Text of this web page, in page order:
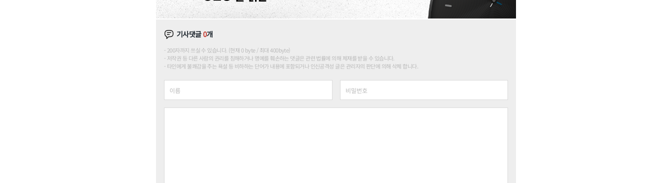
기사댓글0개
200자까지 쓰실 수 있습니다. (현재 0 byte / 최대 400byte)
저작권 등 다른 사람의 권리를 침해하거나 명예를 훼손하는 댓글은 관련 법률에 의해 제재를 받을 수 있습니다.
타인에게 불쾌감을 주는 욕설 등 비하하는 단어가 내용에 포함되거나 인신공격성 글은 관리자의 판단에 의해 삭제 합니다.